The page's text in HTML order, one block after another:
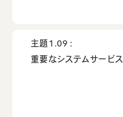
主題1.09：
重要なシステムサービス